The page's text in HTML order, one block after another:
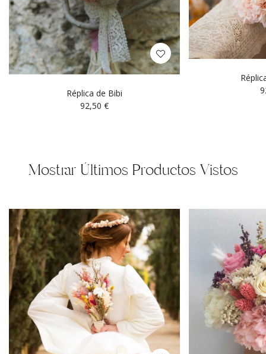
Réplica de Bibi
92,50 €
Mostrar Últimos Productos Vistos